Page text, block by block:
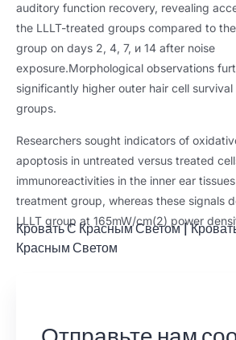
auditory function recovery, revealing
the LLLT-treated groups compared to
group on days 2, 4, 7, и 14 after noise
exposure.Morphological observations
significantly higher outer hair cell
groups.
Researchers sought indicators of
apoptosis in untreated versus treated
immunoreactivities in the inner ear
treatment group, whereas these signals
LLLT group at 165mW/cm(2) power
Кровать С Красным Светом|
Красным Светом